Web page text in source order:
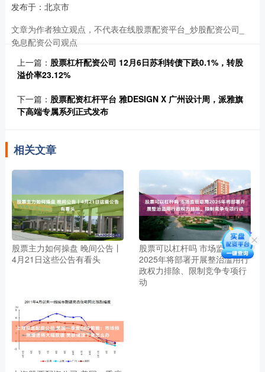
发布于：北京市
文章为作者独立观点，不代表在线股票配资平台_炒股配资公司_
免息配资公司观点
上一篇： 股票杠杆配资公司 12月6日苏利转债下跌0.1%，转股
溢价率23.12%
下一篇： 股票配资杠杆平台 雅DESIGN X 广州设计周，派雅旗
下高端专属系列正式发布
相关文章
股票主力如何操盘 晚间公告丨
4月21日这些公告有看头
股票可以杠杆吗 市场监管总局
2025年将部署开展整治滥用行
政权力排除、限制竞争专项行
动